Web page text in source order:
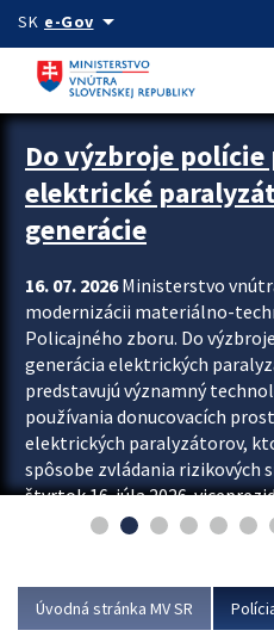
Preskocit na hlavný obsah
SK e-Govarrow_drop_down
Zastavit automatický posun upútavok
Do výzbroje
elektrické
generácie
16. 07. 2026Ministerstvo
modernizácii materiálno-
Policajného zboru. Do
generácia elektrických
predstavujú významný
používania donucovacích
elektrických paralyzátorov,
spôsobe zvládania rizikových
štvrtok 16. júla 2026
Rastislav Polakovič a riaditeľ
Úvodná stránka MV SR